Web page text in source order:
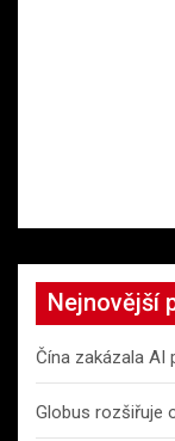
Nejnovější
Čína zakázala AI
Globus rozšiřuje